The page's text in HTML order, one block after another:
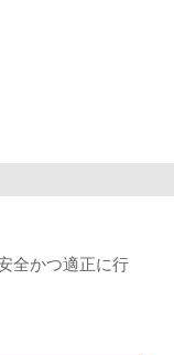
全かつ適正に行